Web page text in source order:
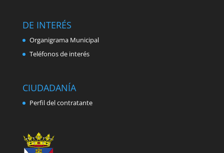
DE INTERÉS
Organigrama Municipal
Teléfonos de interés
CIUDADANÍA
Perfil del contratante